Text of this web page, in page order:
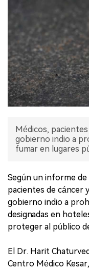
ENTREVISTA
Médicos,
gobierno indio a
fumar en lugares
Según un informe
pacientes de cáncer
gobierno indio a
designadas en
proteger al público
El Dr. Harit
Centro Médico